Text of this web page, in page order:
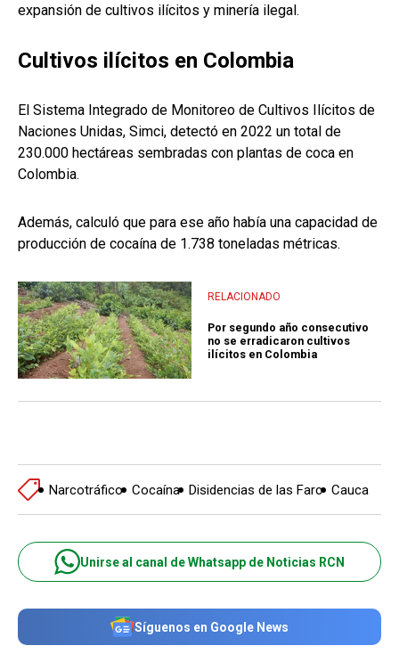
expansión de cultivos ilícitos y minería ilegal.
Cultivos ilícitos en Colombia
El Sistema Integrado de Monitoreo de Cultivos Ilícitos de
Naciones Unidas, Simci, detectó en 2022 un total de
230.000 hectáreas sembradas con plantas de coca en
Colombia.
Además, calculó que para ese año había una capacidad de
producción de cocaína de 1.738 toneladas métricas.
RELACIONADO
Por segundo año consecutivo
no se erradicaron cultivos
ilícitos en Colombia
Narcotráfico Cocaína Disidencias de las Farc Cauca
Unirse al canal de Whatsapp de Noticias RCN
Síguenos en Google News